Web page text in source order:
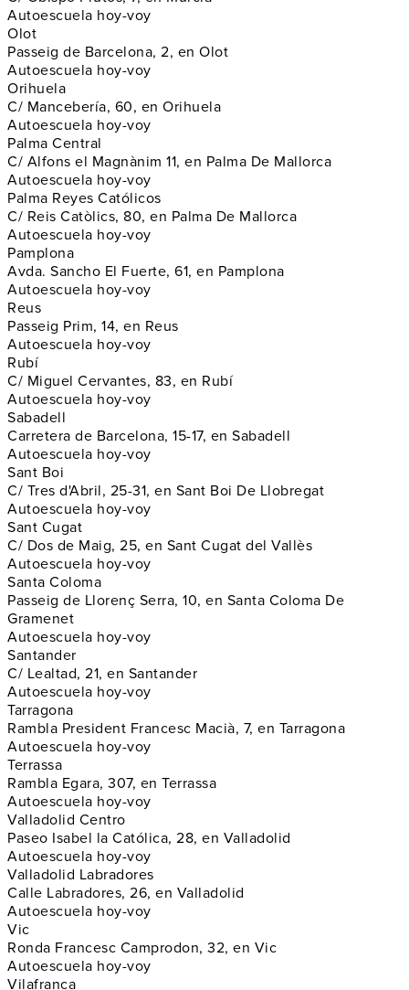
Autoescuela hoy-voy
Olot
Passeig de Barcelona, 2, en Olot
Autoescuela hoy-voy
Orihuela
C/ Mancebería, 60, en Orihuela
Autoescuela hoy-voy
Palma Central
C/ Alfons el Magnànim 11, en Palma De Mallorca
Autoescuela hoy-voy
Palma Reyes Católicos
C/ Reis Catòlics, 80, en Palma De Mallorca
Autoescuela hoy-voy
Pamplona
Avda. Sancho El Fuerte, 61, en Pamplona
Autoescuela hoy-voy
Reus
Passeig Prim, 14, en Reus
Autoescuela hoy-voy
Rubí
C/ Miguel Cervantes, 83, en Rubí
Autoescuela hoy-voy
Sabadell
Carretera de Barcelona, 15-17, en Sabadell
Autoescuela hoy-voy
Sant Boi
C/ Tres d'Abril, 25-31, en Sant Boi De Llobregat
Autoescuela hoy-voy
Sant Cugat
C/ Dos de Maig, 25, en Sant Cugat del Vallès
Autoescuela hoy-voy
Santa Coloma
Passeig de Llorenç Serra, 10, en Santa Coloma De
Gramenet
Autoescuela hoy-voy
Santander
C/ Lealtad, 21, en Santander
Autoescuela hoy-voy
Tarragona
Rambla President Francesc Macià, 7, en Tarragona
Autoescuela hoy-voy
Terrassa
Rambla Egara, 307, en Terrassa
Autoescuela hoy-voy
Valladolid Centro
Paseo Isabel la Católica, 28, en Valladolid
Autoescuela hoy-voy
Valladolid Labradores
Calle Labradores, 26, en Valladolid
Autoescuela hoy-voy
Vic
Ronda Francesc Camprodon, 32, en Vic
Autoescuela hoy-voy
Vilafranca